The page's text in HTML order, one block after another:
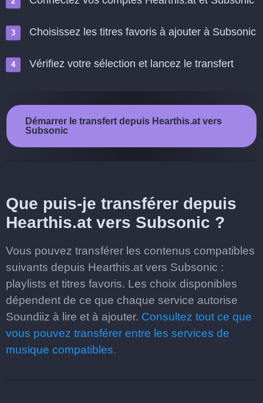
Choisissez les titres favoris à ajouter à Subsonic
Vérifiez votre sélection et lancez le transfert
Démarrer le transfert depuis Hearthis.at vers
Subsonic
Que puis-je transférer depuis
Hearthis.at vers Subsonic ?
Vous pouvez transférer les contenus compatibles
suivants depuis Hearthis.at vers Subsonic :
playlists et titres favoris. Les choix disponibles
dépendent de ce que chaque service autorise
Soundiiz à lire et à ajouter. Consultez tout ce que
vous pouvez transférer entre les services de
musique compatibles.